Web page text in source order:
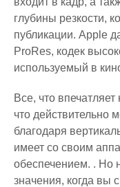
глубины резкости,
публикации. Apple
ProRes, кодек
используемый в
Все, что
что действительно
благодаря
имеет со своим
обеспечением. . Но
значения, когда вы